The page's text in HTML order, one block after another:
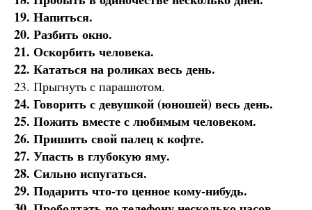
19. Напиться.
20. Разбить окно.
21. Оскорбить человека.
22. Кататься на роликах весь день.
23. Прыгнуть с парашютом.
24. Говорить с девушкой (юношей) весь день.
25. Пожить вместе с любимым человеком.
26. Пришить свой палец к кофте.
27. Упасть в глубокую яму.
28. Сильно испугаться.
29. Подарить что-то ценное кому-нибудь.